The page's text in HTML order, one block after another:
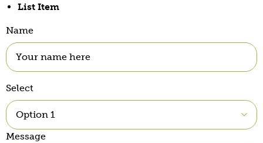
List Item
Name
Select
Message